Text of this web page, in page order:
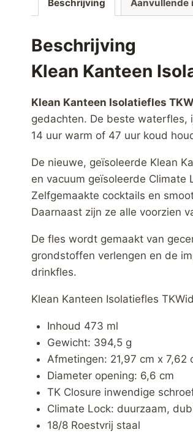
Beschrijving Aanvullende
Beschrijving
Klean Kanteen
Klean Kanteen Isolatiefles
gedachten. De beste waterfles,
14 uur warm of 47 uur koud
De nieuwe, geïsoleerde Klean
en vacuum geïsoleerde
Zelfgemaakte cocktails en
Daarnaast zijn ze alle voorzien
De fles wordt gemaakt van
grondstoffen verlengen en de
drinkfles.
Klean Kanteen Isolatiefles
Inhoud 473 ml
Gewicht: 394,5 g
Afmetingen: 21,97 cm x 7,62
Diameter opening: 6,6 cm
TK Closure inwendige
Climate Lock: duurzaam,
18/8 Roestvrij staal